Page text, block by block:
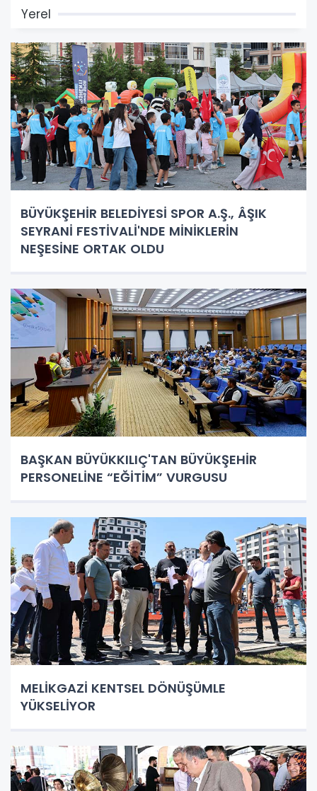
Yerel
BÜYÜKŞEHİR BELEDİYESİ SPOR A.Ş., ÂŞIK
SEYRANİ FESTİVALİ'NDE MİNİKLERİN
NEŞESİNE ORTAK OLDU
BAŞKAN BÜYÜKKILIÇ'TAN BÜYÜKŞEHİR
PERSONELİNE “EĞİTİM” VURGUSU
MELİKGAZİ KENTSEL DÖNÜŞÜMLE
YÜKSELİYOR